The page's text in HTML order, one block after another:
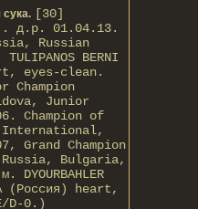
сука. [30]
U... д.р. 01.04.13.
Russian
BERNI
eyes-clean.
Champion
Junior
Champion of
International,
Grand Champion
Russia, Bulgaria,
(Россия) heart,
D-0.)